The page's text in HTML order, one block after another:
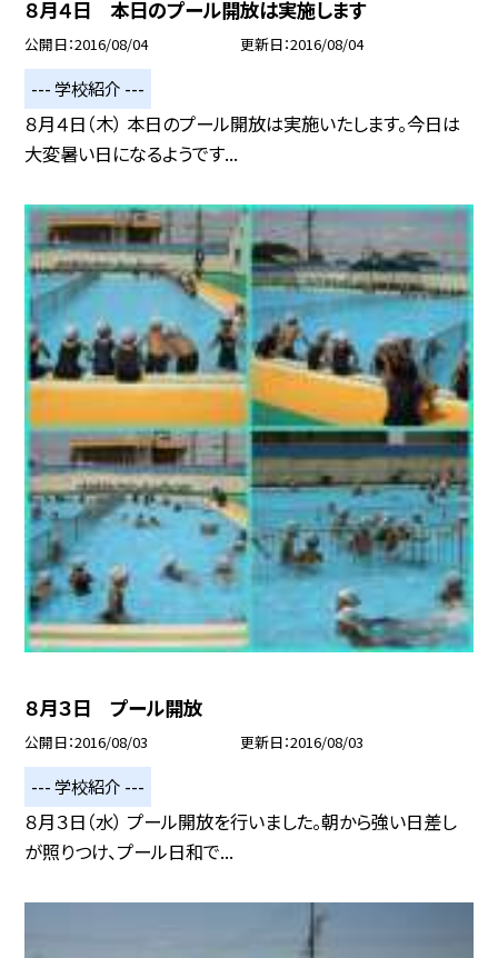
８月４日 本日のプール開放は実施します
公開日 2016/08/04 更新日 2016/08/04
--- 学校紹介 ---
８月４日（木） 本日のプール開放は実施いたします。今日は
大変暑い日になるようです...
８月３日 プール開放
公開日 2016/08/03 更新日 2016/08/03
--- 学校紹介 ---
８月３日（水） プール開放を行いました。朝から強い日差し
が照りつけ、プール日和で...